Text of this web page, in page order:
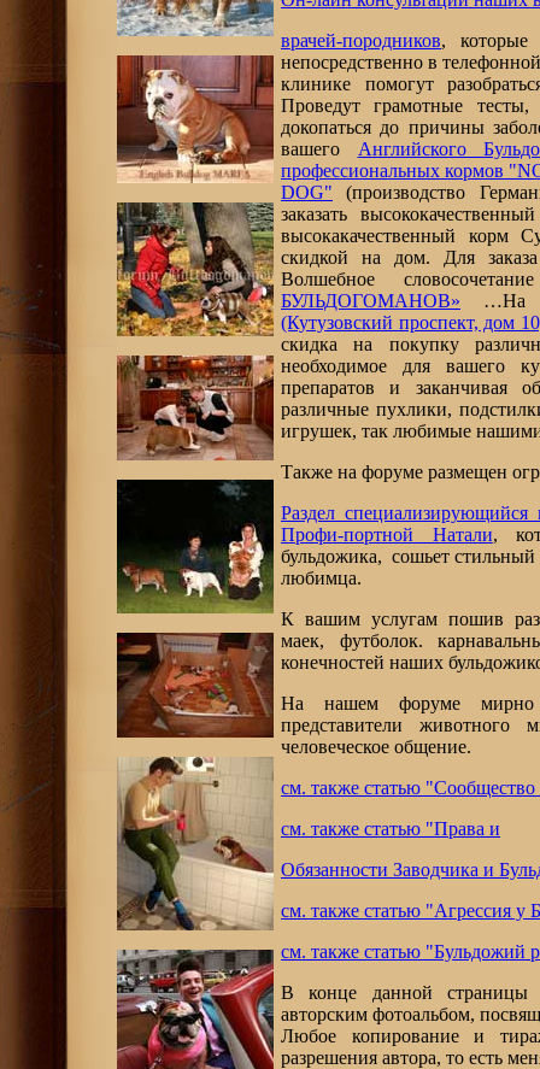
врачей-породников, которые
непосредственно в
клинике помогут
Проведут грамотные
докопаться до причины
вашего Английского
профессиональных кормов
DOG" (производство
заказать
высокакачественный корм
скидкой на дом. Для
Волшебное
БУЛЬДОГОМАНОВ» …На
(Кутузовский проспект, дом
скидка на покупку
необходимое для вашего
препаратов и заканчивая
различные пухлики,
игрушек, так любимые
Также на форуме размещен
Раздел
Профи-портной Натали,
бульдожика, сошьет
любимца.
К вашим услугам пошив
маек, футболок.
конечностей наших
На нашем форуме мирно
представители
человеческое общение.
см. также статью
см. также статью "Права и
Обязанности Заводчика и
см. также статью "Агрессия у
см. также статью "Бульдожий
В конце данной страницы
авторским фотоальбом,
Любое копирование и
разрешения автора, то есть